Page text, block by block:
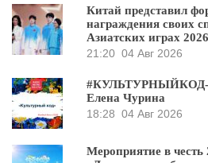
Китай представил
награждения своих
Азиатских играх
21:20 04 Авг 2026
#КУЛЬТУРНЫЙКОД-
Елена Чурина
18:28 04 Авг 2026
Мероприятие в честь